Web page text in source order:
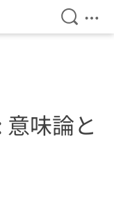
Open
味論と